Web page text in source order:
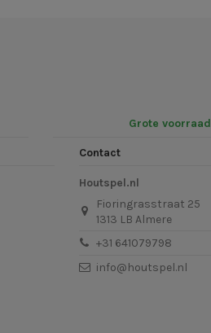
Grote voorraad
Contact
Houtspel.nl
Fioringrasstraat 25
1313 LB Almere
+31 641079798
info@houtspel.nl